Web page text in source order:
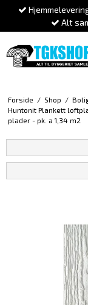
Alt
Forside / Shop /
Huntonit Plankett
plader - pk. a 1,34 m2